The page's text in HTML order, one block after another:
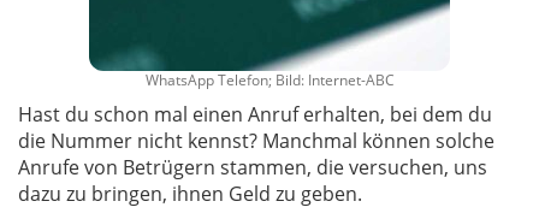
WhatsApp Telefon; Bild: Internet-ABC
Hast du schon mal einen Anruf erhalten, bei dem du
die Nummer nicht kennst? Manchmal können solche
Anrufe von Betrügern stammen, die versuchen, uns
dazu zu bringen, ihnen Geld zu geben.